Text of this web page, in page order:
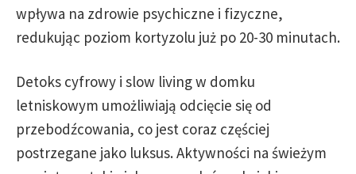
wpływa na zdrowie psychiczne i fizyczne,
redukując poziom kortyzolu już po 20-30 minutach.
Detoks cyfrowy i slow living w domku
letniskowym umożliwiają odcięcie się od
przebodźcowania, co jest coraz częściej
postrzegane jako luksus. Aktywności na świeżym